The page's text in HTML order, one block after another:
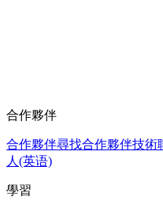
合作夥伴
合作夥伴尋找合作夥伴技術
人(英语)
學習